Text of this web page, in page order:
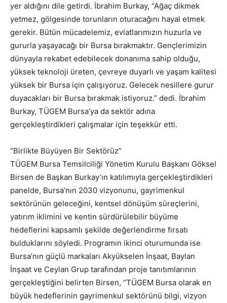
yer aldığını dile getirdi. İbrahim Burkay, “Ağaç dikmek
yetmez, gölgesinde torunların oturacağını hayal etmek
gerekir. Bütün mücadelemiz, evlatlarımızın huzurla ve
gururla yaşayacağı bir Bursa bırakmaktır. Gençlerimizin
dünyayla rekabet edebilecek donanıma sahip olduğu,
yüksek teknoloji üreten, çevreye duyarlı ve yaşam kalitesi
yüksek bir Bursa için çalışıyoruz. Gelecek nesillere gurur
duyacakları bir Bursa bırakmak istiyoruz.” dedi. İbrahim
Burkay, TÜGEM Bursa’ya da sektör adına
gerçekleştirdikleri çalışmalar için teşekkür etti.
“Birlikte Büyüyen Bir Sektörüz”
TÜGEM Bursa Temsilciliği Yönetim Kurulu Başkanı Göksel
Birsen de Başkan Burkay’ın katılımıyla gerçekleştirdikleri
panelde, Bursa’nın 2030 vizyonunu, gayrimenkul
sektörünün geleceğini, kentsel dönüşüm süreçlerini,
yatırım iklimini ve kentin sürdürülebilir büyüme
hedeflerini kapsamlı şekilde değerlendirme fırsatı
bulduklarını söyledi. Programın ikinci oturumunda ise
Bursa’nın güçlü markaları Akyükselen İnşaat, Baylan
İnşaat ve Ceylan Grup tarafından proje tanıtımlarının
gerçekleştiğini belirten Birsen, “TÜGEM Bursa olarak en
büyük hedeflerinin gayrimenkul sektörünü bilgi, vizyon